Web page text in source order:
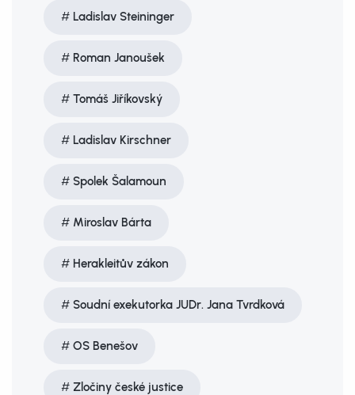
Ladislav Steininger
Roman Janoušek
Tomáš Jiříkovský
Ladislav Kirschner
Spolek Šalamoun
Miroslav Bárta
Herakleitův zákon
Soudní exekutorka JUDr. Jana Tvrdková
OS Benešov
Zločiny české justice